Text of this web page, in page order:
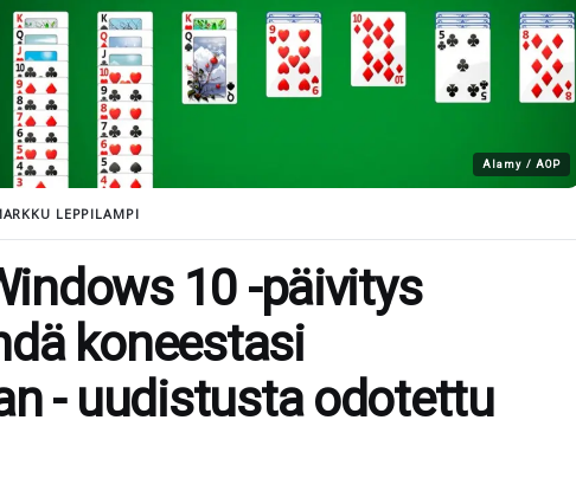
Alamy / AOP
LEPPILAMPI
10 -päivitys
koneestasi
- uudistusta odotettu